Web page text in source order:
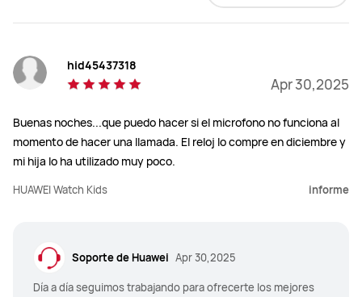
hid45437318
Apr 30,2025
Buenas noches...que puedo hacer si el microfono no funciona al
momento de hacer una llamada. El reloj lo compre en diciembre y
mi hija lo ha utilizado muy poco.
HUAWEI Watch Kids informe
Soporte de Huawei Apr 30,2025
Día a día seguimos trabajando para ofrecerte los mejores